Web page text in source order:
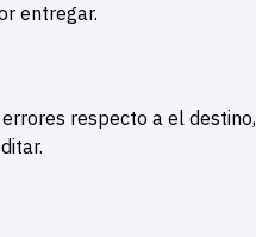
entregar.
respecto a el destino,